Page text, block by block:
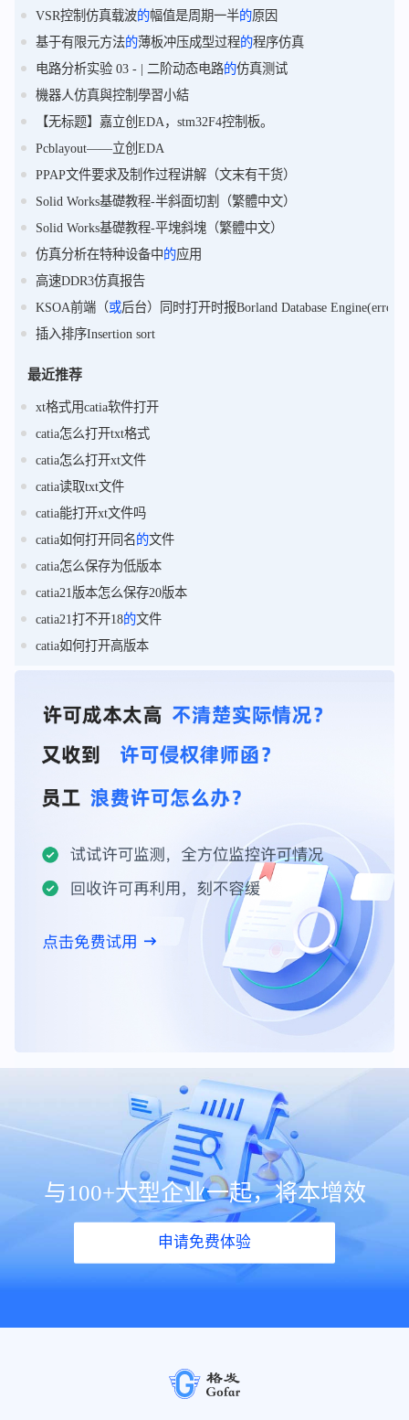
VSR控制仿真载波的幅值是周期一半的原因
基于有限元方法的薄板冲压成型过程的程序仿真
电路分析实验 03 - | 二阶动态电路的仿真测试
機器人仿真與控制學習小結
【无标题】嘉立创EDA，stm32F4控制板。
Pcblayout——立创EDA
PPAP文件要求及制作过程讲解（文末有干货）
Solid Works基礎教程-半斜面切割（繁體中文）
Solid Works基礎教程-平塊斜塊（繁體中文）
仿真分析在特种设备中的应用
高速DDR3仿真报告
KSOA前端（或后台）同时打开时报Borland Database Engine(error
插入排序Insertion sort
最近推荐
xt格式用catia软件打开
catia怎么打开txt格式
catia怎么打开xt文件
catia读取txt文件
catia能打开xt文件吗
catia如何打开同名的文件
catia怎么保存为低版本
catia21版本怎么保存20版本
catia21打不开18的文件
catia如何打开高版本
与100+大型企业一起，将本增效
申请免费体验